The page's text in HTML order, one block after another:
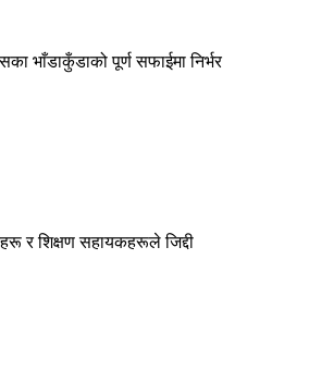
भाँडाकुँडाको पूर्ण सफाईमा निर्भर
र शिक्षण सहायकहरूले जिद्दी